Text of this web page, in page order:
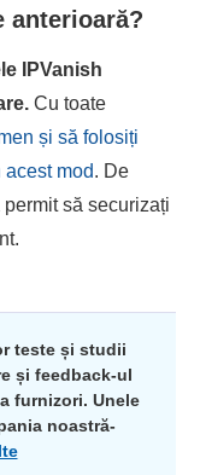
anterioară?
IPVanish
Cu toate
și să folosiți
mod. De
să securizați
teste și studii
și feedback-ul
furnizori. Unele
noastră-